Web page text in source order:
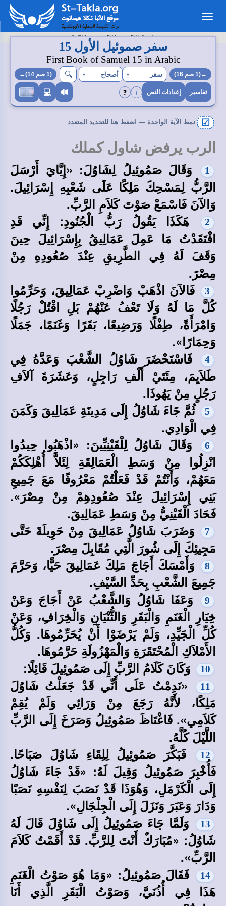
Toggle
navigation
St-Takla.org> Bibles> BibleSearch
تفاسير إعدادات النص i
❓
→(1 صم 16)
سفر صموئيل الأول 15
(1 صم 14)←
First Book of Samuel 15 in Arabic
سفر ▾ أصحاح ▾
🔍︎
🔊
💻
☑ نمط الآية الواحدة — اضغط هنا للتحديد المتعدد
الرب يرفض شاول كملك
1
وَقَالَ صَمُوئِيلُ لِشَاوُلَ: «إِيَّايَ أَرْسَلَ
الرَّبُّ لِمَسْحِكَ مَلِكًا عَلَى شَعْبِهِ إِسْرَائِيلَ.
وَالآنَ فَاسْمَعْ صَوْتَ كَلاَمِ الرَّبِّ.
2
هَكَذَا يَقُولُ رَبُّ الْجُنُودِ: إِنِّي قَدِ
افْتَقَدْتُ مَا عَمِلَ عَمَالِيقُ بِإِسْرَائِيلَ حِينَ
وَقَفَ لَهُ فِي الطَّرِيقِ عِنْدَ صُعُودِهِ مِنْ
مِصْرَ.
3
فَالآنَ اذْهَبْ وَاضْرِبْ عَمَالِيقَ، وَحَرِّمُوا
كُلَّ مَا لَهُ وَلَا تَعْفُ عَنْهُمْ بَلِ اقْتُلْ رَجُلًا
وَامْرَأَةً، طِفْلًا وَرَضِيعًا، بَقَرًا وَغَنَمًا، جَمَلًا
وَحِمَارًا».
4
فَاسْتَحْضَرَ شَاوُلُ الشَّعْبَ وَعَدَّهُ فِي
طَلاَيِمَ، مِئَتَيْ أَلْفِ رَاجِلٍ، وَعَشَرَةَ آلاَفِ
رَجُلٍ مِنْ يَهُوذَا.
5
ثُمَّ جَاءَ شَاوُلُ إِلَى مَدِينَةِ عَمَالِيقَ وَكَمَنَ
فِي الْوَادِي.
6
وَقَالَ شَاوُلُ لِلْقَيْنِيِّينَ: «اذْهَبُوا حِيدُوا
انْزِلُوا مِنْ وَسَطِ الْعَمَالِقَةِ لِئَلاَّ أُهْلِكَكُمْ
مَعَهُمْ، وَأَنْتُمْ قَدْ فَعَلْتُمْ مَعْرُوفًا مَعَ جَمِيعِ
بَنِي إِسْرَائِيلَ عِنْدَ صُعُودِهِمْ مِنْ مِصْرَ».
فَحَادَ الْقَيْنِيُّ مِنْ وَسَطِ عَمَالِيقَ.
7
وَضَرَبَ شَاوُلُ عَمَالِيقَ مِنْ حَوِيلَةَ حَتَّى
مَجِيئِكَ إِلَى شُورَ الَّتِي مُقَابِلَ مِصْرَ.
8
وَأَمْسَكَ أَجَاجَ مَلِكَ عَمَالِيقَ حَيًّا، وَحَرَّمَ
جَمِيعَ الشَّعْبِ بِحَدِّ السَّيْفِ.
9
وَعَفَا شَاوُلُ وَالشَّعْبُ عَنْ أَجَاجَ وَعَنْ
خِيَارِ الْغَنَمِ وَالْبَقَرِ وَالثُّنْيَانِ وَالْخِرَافِ، وَعَنْ
كُلِّ الْجَيِّدِ، وَلَمْ يَرْضَوْا أَنْ يُحَرِّمُوهَا. وَكُلُّ
الأَمْلاَكِ الْمُحْتَقَرَةِ وَالْمَهْزُولَةِ حَرَّمُوهَا.
10 وَكَانَ كَلَامُ الرَّبِّ إِلَى صَمُوئِيلَ قَائِلًا:
11
«نَدِمْتُ عَلَى أَنِّي قَدْ جَعَلْتُ شَاوُلَ
مَلِكًا، لأَنَّهُ رَجَعَ مِنْ وَرَائِي وَلَمْ يُقِمْ
كَلاَمِي». فَاغْتَاظَ صَمُوئِيلُ وَصَرَخَ إِلَى الرَّبِّ
اللَّيْلَ كُلَّهُ.
12
فَبَكَّرَ صَمُوئِيلُ لِلِقَاءِ شَاوُلَ صَبَاحًا.
فَأُخْبِرَ صَمُوئِيلُ وَقِيلَ لَهُ: «قَدْ جَاءَ شَاوُلُ
إِلَى الْكَرْمَلِ، وَهُوَذَا قَدْ نَصَبَ لِنَفْسِهِ نَصَبًا
وَدَارَ وَعَبَرَ وَنَزَلَ إِلَى الْجِلْجَالِ».
13
وَلَمَّا جَاءَ صَمُوئِيلُ إِلَى شَاوُلَ قَالَ لَهُ
شَاوُلُ: «مُبَارَكٌ أَنْتَ لِلرَّبِّ. قَدْ أَقَمْتُ كَلاَمَ
الرَّبِّ».
14
فَقَالَ صَمُوئِيلُ: «وَمَا هُوَ صَوْتُ الْغَنَمِ
هَذَا فِي أُذُنَيَّ، وَصَوْتُ الْبَقَرِ الَّذِي أَنَا